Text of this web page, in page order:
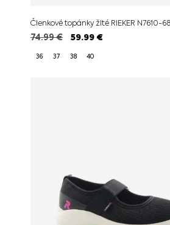
Členkové topánky žlté RIEKER N7610-68
74.99€ 59.99€
36 37 38 40